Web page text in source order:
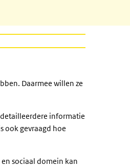
Daarmee willen ze
informatie
ook gevraagd hoe
sociaal domein kan